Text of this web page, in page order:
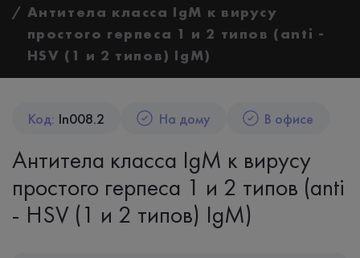
Антитела класса IgM к вирусу
простого герпеса 1 и 2 типов (anti -
HSV (1 и 2 типов) IgM)
Код: In008.2 На дому В офисе
Антитела класса IgM к вирусу
простого герпеса 1 и 2 типов (anti
- HSV (1 и 2 типов) IgM)